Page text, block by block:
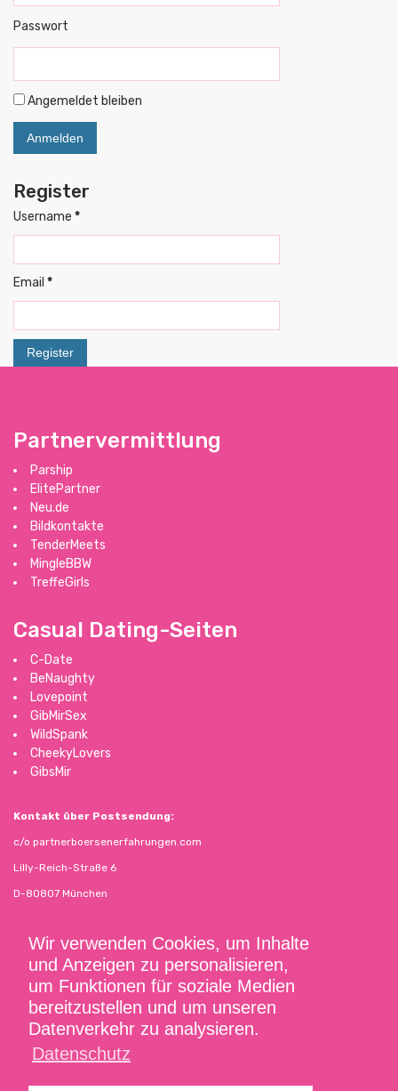
Wir verwenden Cookies, um Inhalte
und Anzeigen zu personalisieren,
um Funktionen für soziale Medien
bereitzustellen und um unseren
Datenverkehr zu analysieren.
Datenschutz
Passwort
Angemeldet bleiben
Register
Username *
Email *
Partnervermittlung
Parship
ElitePartner
Neu.de
Bildkontakte
TenderMeets
MingleBBW
TreffeGirls
Casual Dating-Seiten
C-Date
BeNaughty
Lovepoint
GibMirSex
WildSpank
CheekyLovers
GibsMir
Kontakt über Postsendung:
c/o partnerboersenerfahrungen.com
Lilly-Reich-Straße 6
D-80807 München
matthias.buchholz68@gmail.com
Impressum